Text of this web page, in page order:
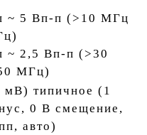
~ 5 Вп-п (>10 МГц
~ 2,5 Вп-п (>30
МГц)
мВ) типичное (1
0 В смещение,
авто)